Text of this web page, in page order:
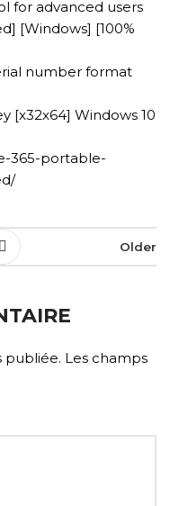
for advanced users
[Windows] [100%
number format
[x32x64] Windows 10
365-portable-
Older
publiée. Les champs